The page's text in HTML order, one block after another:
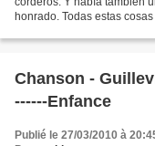
honrado. Todas estas
Chanson -
------Enfance
Publié le 27/03/2010 à